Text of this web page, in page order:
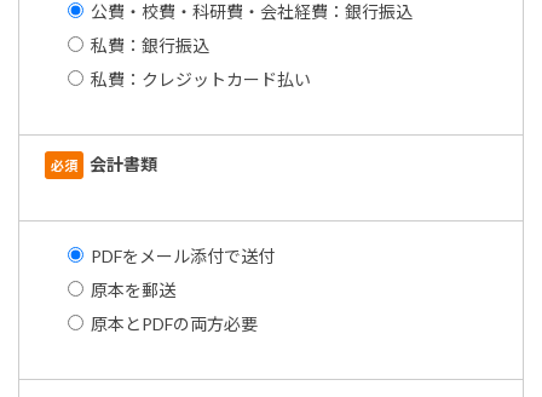
公費・校費・科研費・会社経費：銀行振込
私費：銀行振込
私費：クレジットカード払い
必須 会計書類
PDFをメール添付で送付
原本を郵送
原本とPDFの両方必要